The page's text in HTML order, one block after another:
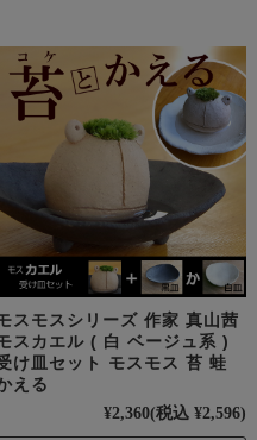
スモスシリーズ 作家 真山茜
スカエル ( 白 ベージュ系 )
け皿セット モスモス 苔 蛙
える
¥2,360(税込 ¥2,596)